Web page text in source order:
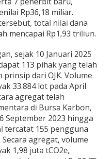
Rp36,18 miliar.
total nilai dana
mencapai Rp1,93 triliun.
sejak 10 Januari 2025
113 pihak yang telah
dari OJK. Volume
33.884 lot pada April
agregat telah
di Bursa Karbon,
September 2023 hingga
tercatat 155 pengguna
agregat, volume
1,98 juta tCO2e,